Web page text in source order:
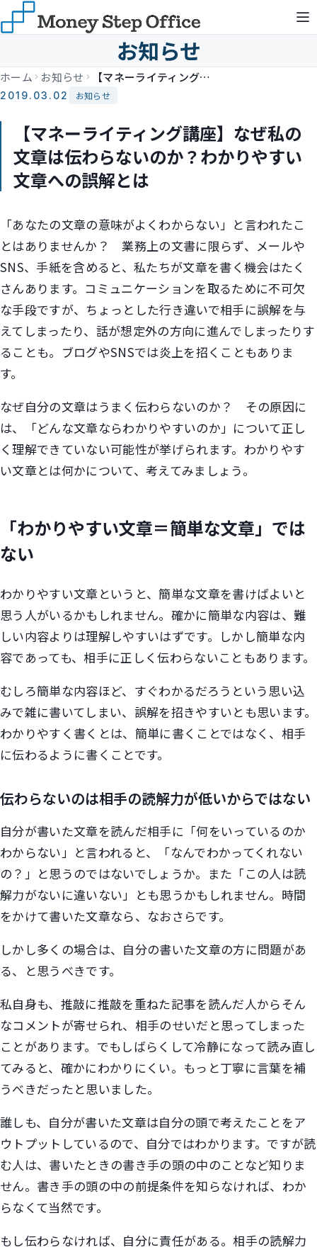
お知らせ
ホーム お知らせ 【マネーライティング講座】なぜ私の文章は伝わらないのか？わかりやすい文章への誤解とは
2019.03.02 お知らせ
【マネーライティング講座】なぜ私の
文章は伝わらないのか？わかりやすい
文章への誤解とは
「あなたの文章の意味がよくわからない」と言われたこ
とはありませんか？ 業務上の文書に限らず、メールや
SNS、手紙を含めると、私たちが文章を書く機会はたく
さんあります。コミュニケーションを取るために不可欠
な手段ですが、ちょっとした行き違いで相手に誤解を与
えてしまったり、話が想定外の方向に進んでしまったりす
ることも。ブログやSNSでは炎上を招くこともありま
す。
なぜ自分の文章はうまく伝わらないのか？ その原因に
は、「どんな文章ならわかりやすいのか」について正し
く理解できていない可能性が挙げられます。わかりやす
い文章とは何かについて、考えてみましょう。
「わかりやすい文章＝簡単な文章」では
ない
わかりやすい文章というと、簡単な文章を書けばよいと
思う人がいるかもしれません。確かに簡単な内容は、難
しい内容よりは理解しやすいはずです。しかし簡単な内
容であっても、相手に正しく伝わらないこともあります。
むしろ簡単な内容ほど、すぐわかるだろうという思い込
みで雑に書いてしまい、誤解を招きやすいとも思います。
わかりやすく書くとは、簡単に書くことではなく、相手
に伝わるように書くことです。
伝わらないのは相手の読解力が低いからではない
自分が書いた文章を読んだ相手に「何をいっているのか
わからない」と言われると、「なんでわかってくれない
の？」と思うのではないでしょうか。また「この人は読
解力がないに違いない」とも思うかもしれません。時間
をかけて書いた文章なら、なおさらです。
しかし多くの場合は、自分の書いた文章の方に問題があ
る、と思うべきです。
私自身も、推敲に推敲を重ねた記事を読んだ人からそん
なコメントが寄せられ、相手のせいだと思ってしまった
ことがあります。でもしばらくして冷静になって読み直し
てみると、確かにわかりにくい。もっと丁寧に言葉を補
うべきだったと思いました。
誰しも、自分が書いた文章は自分の頭で考えたことをア
ウトプットしているので、自分ではわかります。ですが読
む人は、書いたときの書き手の頭の中のことなど知りま
せん。書き手の頭の中の前提条件を知らなければ、わか
らなくて当然です。
もし伝わらなければ、自分に責任がある。相手の読解力